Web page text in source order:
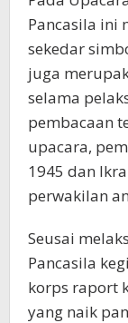
Pancasila ini
sekedar
juga
selama
pembacaan
upacara,
1945 dan
perwakilan
Seusai
Pancasila
korps raport
yang naik